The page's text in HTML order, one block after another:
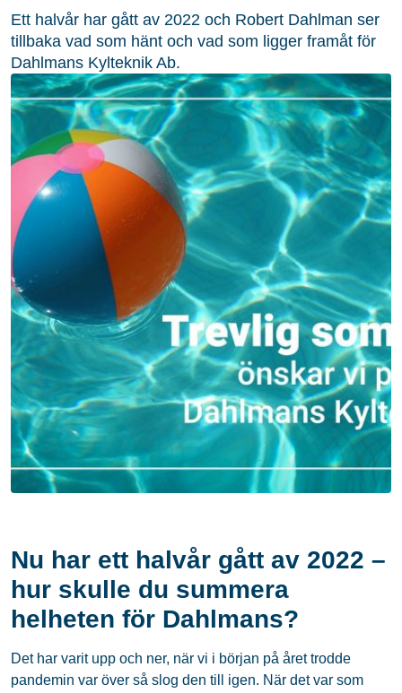
Ett halvår har gått av 2022 och Robert Dahlman ser
tillbaka vad som hänt och vad som ligger framåt för
Dahlmans Kylteknik Ab.
Nu har ett halvår gått av 2022 –
hur skulle du summera
helheten för Dahlmans?
Det har varit upp och ner, när vi i början på året trodde
pandemin var över så slog den till igen. När det var som